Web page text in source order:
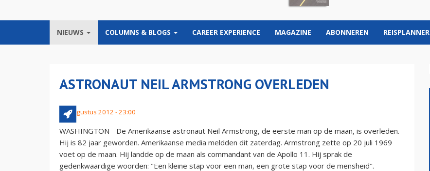
NIEUWS COLUMNS & BLOGS CAREER EXPERIENCE MAGAZINE ABONNEREN REISPLANNER
ASTRONAUT NEIL ARMSTRONG OVERLEDEN
25 augustus 2012 - 23:00
WASHINGTON - De Amerikaanse astronaut Neil Armstrong, de eerste man op de maan, is overleden.
Hij is 82 jaar geworden. Amerikaanse media meldden dit zaterdag. Armstrong zette op 20 juli 1969
voet op de maan. Hij landde op de maan als commandant van de Apollo 11. Hij sprak de
gedenkwaardige woorden: "Een kleine stap voor een man, een grote stap voor de mensheid".